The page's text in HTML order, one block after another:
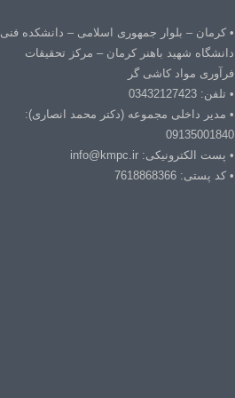
• کرمان – بلوار جمهوری اسلامی – دانشکده فنی
دانشگاه شهید باهنر کرمان – مرکز تحقیقات
فرآوری مواد کاشی گر
• تلفن: 03432127423
• مدیر داخلی مجموعه (دکتر محمد انصاری):
09135001840
• پست الکترونیکی: info@kmpc.ir
• کد پستی: 7618868366